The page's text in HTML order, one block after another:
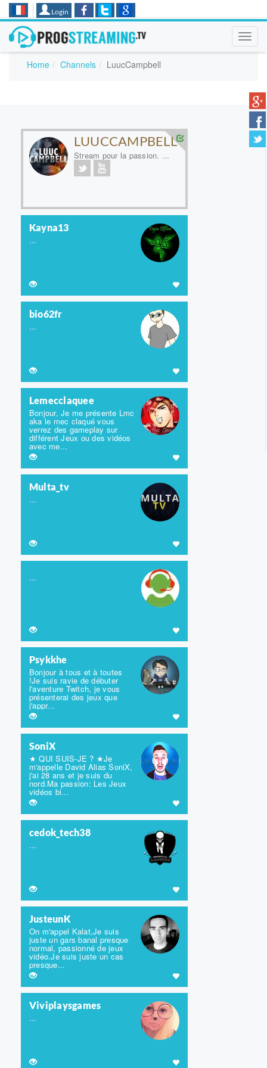
Login
Home Channels LuucCampbell
LUUCCAMPBELL
Stream pour la passion. ...
Kayna13
...
bio62fr
...
Lemecclaquee
Bonjour, Je me présente Lmc
aka le mec claqué vous
verrez des gameplay sur
différent Jeux ou des vidéos
avec me...
Multa_tv
...
...
Psykkhe
Bonjour à tous et à toutes
!Je suis ravie de débuter
l'aventure Twitch, je vous
présenterai des jeux que
j'appr...
SoniX
★ QUI SUIS-JE ? ★Je
m'appelle David Alias SoniX,
j'ai 28 ans et je suis du
nord.Ma passion: Les Jeux
vidéos bi...
cedok_tech38
...
JusteunK
On m'appel Kalat,Je suis
juste un gars banal presque
normal, passionné de jeux
vidéo.Je suis juste un cas
presque...
Viviplaysgames
...